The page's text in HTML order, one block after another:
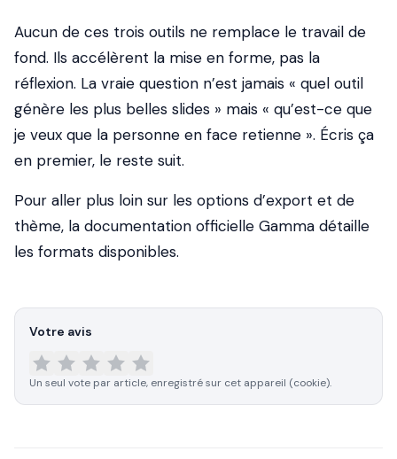
Aucun de ces trois outils ne remplace le travail de
fond. Ils accélèrent la mise en forme, pas la
réflexion. La vraie question n’est jamais « quel outil
génère les plus belles slides » mais « qu’est-ce que
je veux que la personne en face retienne ». Écris ça
en premier, le reste suit.
Pour aller plus loin sur les options d’export et de
thème, la documentation officielle Gamma détaille
les formats disponibles.
Votre avis
Un seul vote par article, enregistré sur cet appareil (cookie).